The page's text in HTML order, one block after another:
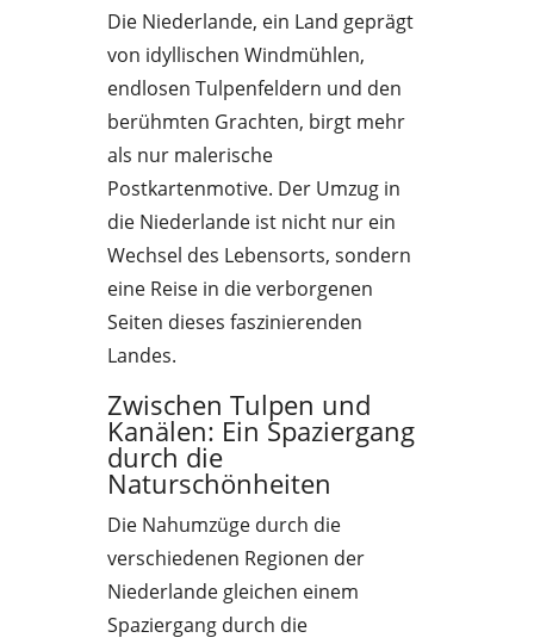
Die Niederlande, ein Land geprägt
von idyllischen Windmühlen,
endlosen Tulpenfeldern und den
berühmten Grachten, birgt mehr
als nur malerische
Postkartenmotive. Der Umzug in
die Niederlande ist nicht nur ein
Wechsel des Lebensorts, sondern
eine Reise in die verborgenen
Seiten dieses faszinierenden
Landes.
Zwischen Tulpen und
Kanälen: Ein Spaziergang
durch die
Naturschönheiten
Die Nahumzüge durch die
verschiedenen Regionen der
Niederlande gleichen einem
Spaziergang durch die